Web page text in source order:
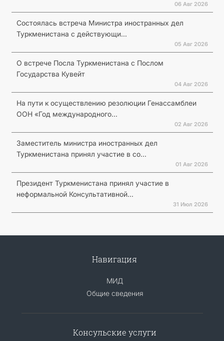
06 Авг 2026
Состоялась встреча Министра иностранных дел
Туркменистана с действующи...
05 Авг 2026
О встрече Посла Туркменистана с Послом
Государства Кувейт
04 Авг 2026
На пути к осуществлению резолюции Генассамблеи
ООН «Год международного...
02 Авг 2026
Заместитель министра иностранных дел
Туркменистана принял участие в со...
01 Авг 2026
Президент Туркменистана принял участие в
неформальной Консультативной...
31 Июл 2026
Навигация
МИД
Общие сведения
Консульские услуги